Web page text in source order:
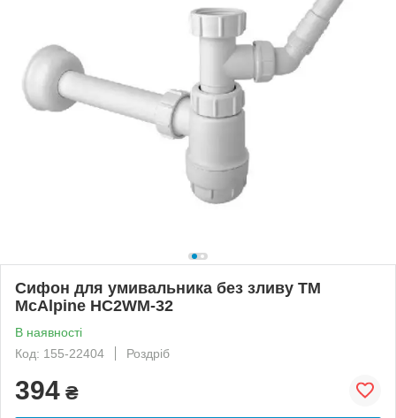
Сифон для умивальника без зливу ТМ
McAlpine HC2WM-32
В наявності
Код: 155-22404
Роздріб
394 ₴